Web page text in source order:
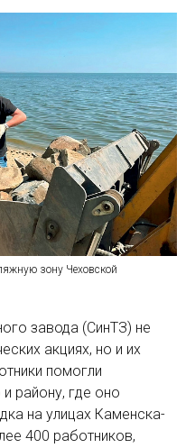
зону Чеховской
завода (СинТЗ) не
акциях, но и их
помогли
району, где оно
на улицах Каменска-
400 работников,